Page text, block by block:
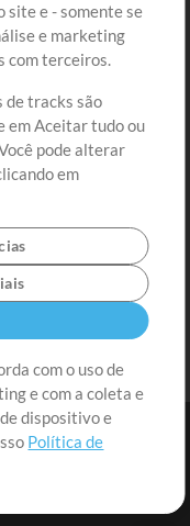
se
site e - somente se
e marketing
com terceiros.
de tracks são
em Aceitar tudo ou
pode alterar
em
com o uso de
e com a coleta e
dispositivo e
Política de